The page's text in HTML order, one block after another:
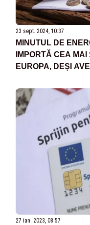
23 sept. 2024, 10:37
MINUTUL DE
IMPORTĂ CEA
EUROPA, DEȘI
27 ian. 2023, 08:57